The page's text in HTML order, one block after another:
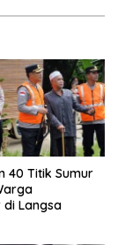
40 Titik Sumur
di Langsa